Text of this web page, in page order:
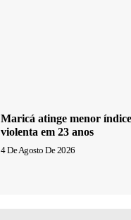
Maricá atinge menor
violenta em 23 anos
4 De Agosto De 2026